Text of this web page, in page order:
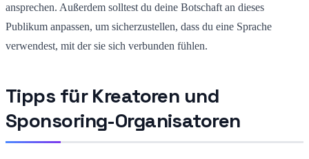
ansprechen. Außerdem solltest du deine Botschaft an dieses
Publikum anpassen, um sicherzustellen, dass du eine Sprache
verwendest, mit der sie sich verbunden fühlen.
Tipps für Kreatoren und
Sponsoring-Organisatoren